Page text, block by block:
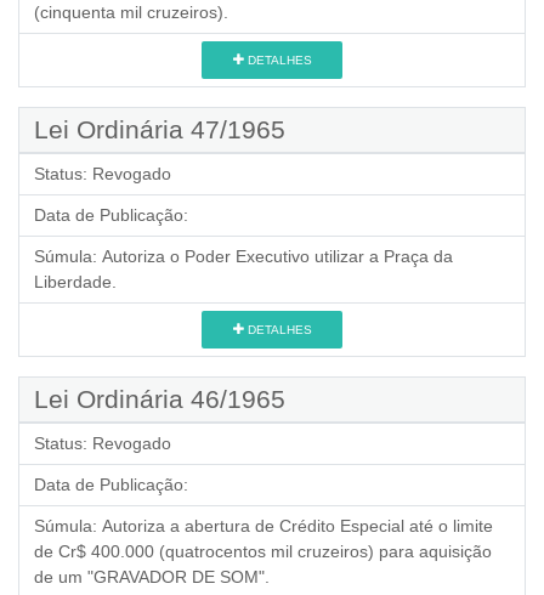
(cinquenta mil cruzeiros).
DETALHES
Lei Ordinária 47/1965
Status: Revogado
Data de Publicação:
Súmula: Autoriza o Poder Executivo utilizar a Praça da
Liberdade.
DETALHES
Lei Ordinária 46/1965
Status: Revogado
Data de Publicação:
Súmula: Autoriza a abertura de Crédito Especial até o limite
de Cr$ 400.000 (quatrocentos mil cruzeiros) para aquisição
de um "GRAVADOR DE SOM".